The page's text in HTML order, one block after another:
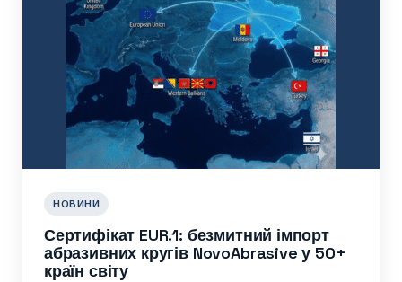
НОВИНИ
Сертифікат EUR.1: безмитний імпорт
абразивних кругів NovoAbrasive у 50+
країн світу